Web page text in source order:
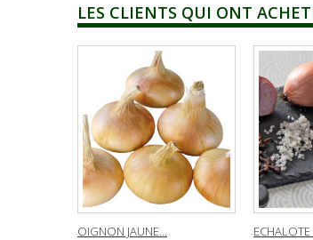
LES CLIENTS QUI ONT
OIGNON JAUNE... ECHALOTE